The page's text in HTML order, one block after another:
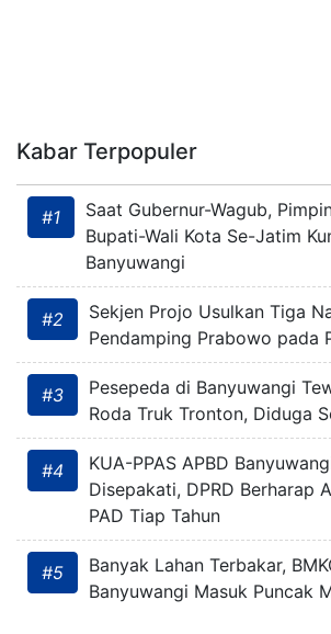
Kabar Terpopuler
#1
Saat Gubernur-Wagub,
Bupati-Wali Kota Se-Jatim
Banyuwangi
#2
Sekjen Projo Usulkan Tiga
Pendamping Prabowo pada
#3
Pesepeda di Banyuwangi
Roda Truk Tronton, Diduga
#4
KUA-PPAS APBD
Disepakati, DPRD Berharap
PAD Tiap Tahun
#5
Banyak Lahan Terbakar,
Banyuwangi Masuk Puncak